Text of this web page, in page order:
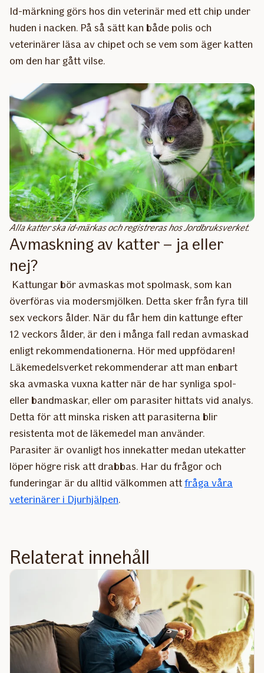
Id-märkning görs hos din veterinär med ett chip under
huden i nacken. På så sätt kan både polis och
veterinärer läsa av chipet och se vem som äger katten
om den har gått vilse.
Alla katter ska id-märkas och registreras hos Jordbruksverket.
Avmaskning av katter – ja eller
nej?
Kattungar bör avmaskas mot spolmask, som kan
överföras via modersmjölken. Detta sker från fyra till
sex veckors ålder. När du får hem din kattunge efter
12 veckors ålder, är den i många fall redan avmaskad
enligt rekommendationerna. Hör med uppfödaren!
Läkemedelsverket rekommenderar att man enbart
ska avmaska vuxna katter när de har synliga spol-
eller bandmaskar, eller om parasiter hittats vid analys.
Detta för att minska risken att parasiterna blir
resistenta mot de läkemedel man använder.
Parasiter är ovanligt hos innekatter medan utekatter
löper högre risk att drabbas. Har du frågor och
funderingar är du alltid välkommen attfråga våra
veterinärer i Djurhjälpen.
Relaterat innehåll